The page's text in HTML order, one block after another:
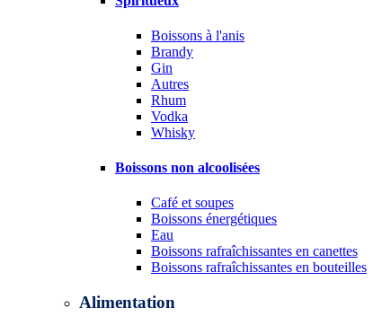
Boissons à l'anis
Brandy
Gin
Autres
Rhum
Vodka
Whisky
Boissons non alcoolisées
Café et soupes
Boissons énergétiques
Eau
Boissons rafraîchissantes en canettes
Boissons rafraîchissantes en bouteilles
Alimentation